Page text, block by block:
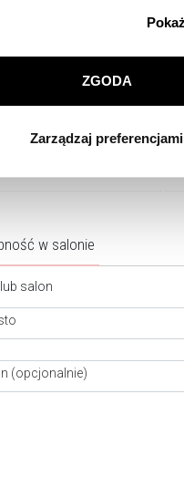
cookie znajdziesz w
Możesz również wybrać
ZGODA
Zarządzaj preferencjami
w salonie
salon
(opcjonalnie)